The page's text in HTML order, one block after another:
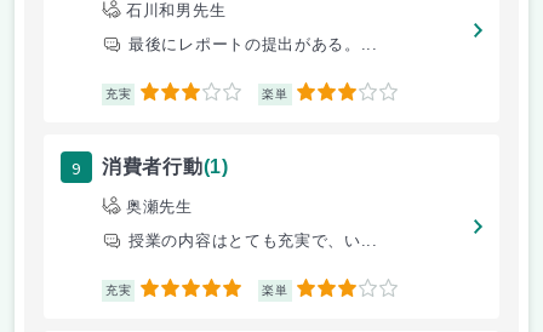
石川和男先生
最後にレポートの提出がある。...
充実 3 楽単 3
9 消費者行動(1)
奥瀬先生
授業の内容はとても充実で、い...
充実 5 楽単 3